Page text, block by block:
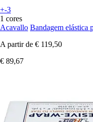
+-3
1 cores
Acavallo Bandagem elástica
A partir de € 119,50
€ 89,67